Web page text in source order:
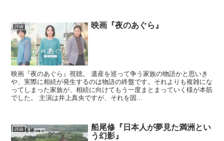
評論 映画『夜のあぐら』
映画『夜のあぐら』視聴。 遺産を巡って争う家族の物語かと思いき
や、実際に相続が発生するのは物語の終盤です。それよりも複雑にな
ってしまった家族が、相続に向けてもう一度まとまっていく様が本筋
でした。 主演は井上真央ですが、それを固...
評論
船尾修『日本人が夢見た満洲とい
う幻影』